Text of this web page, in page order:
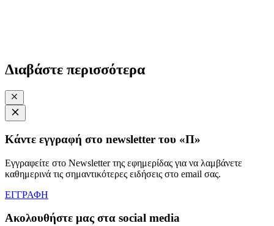
Διαβάστε περισσότερα
Κάντε εγγραφή στο newsletter του «Π»
Εγγραφείτε στο Newsletter της εφημερίδας για να λαμβάνετε
καθημερινά τις σημαντικότερες ειδήσεις στο email σας.
ΕΓΓΡΑΦΗ
Ακολουθήστε μας στα social media